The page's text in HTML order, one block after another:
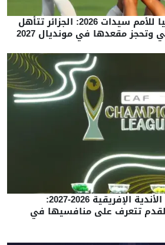
كرة القدم/كاس إفريقيا للأمم سيدات 2026: الجزائر تتأهل
مقعدها في مونديال 2027
قرعة منافسات ما بين الأندية الإفريقية 2026-2027:
القدم تتعرف على منافسيها في